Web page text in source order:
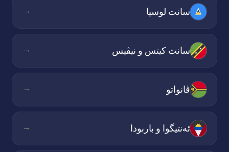
سانت لوسیا →
سانت کیتس و نیڤیس →
ڤانواتو →
ئەنتیگوا و باربودا →